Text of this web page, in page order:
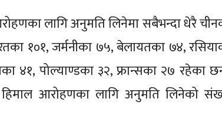
लागि अनुमति लिनेमा सबैभन्दा धेरै
१०१, जर्मनीका ७५, बेलायतका ७४,
४१, पोल्याण्डका ३२, फ्रान्सका २७ रहेका
हिमाल आरोहणका लागि अनुमति लिनेको